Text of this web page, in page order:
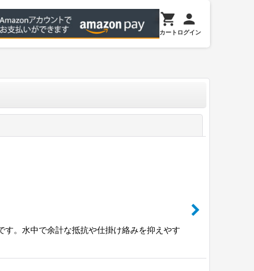
カート ログイン
。水中で余計な抵抗や仕掛け絡みを抑えやす